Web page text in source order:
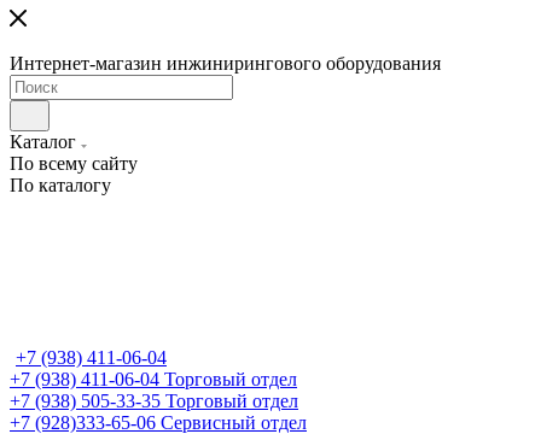
Интернет-магазин инжинирингового оборудования
Каталог
По всему сайту
По каталогу
+7 (938) 411-06-04
+7 (938) 411-06-04 Торговый отдел
+7 (938) 505-33-35 Торговый отдел
+7 (928)333-65-06 Сервисный отдел